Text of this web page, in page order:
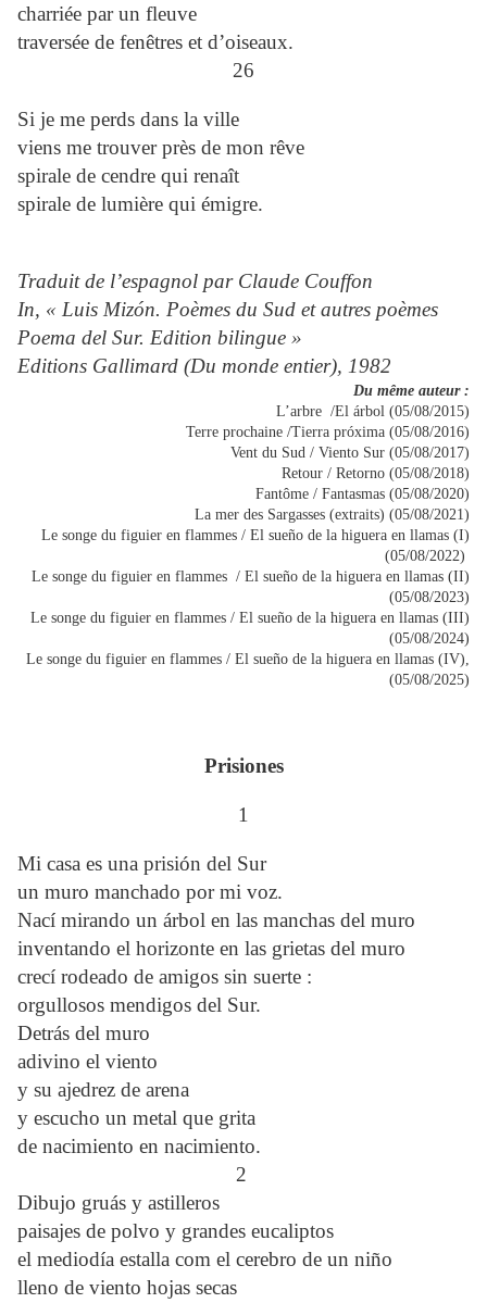
charriée par un fleuve
traversée de fenêtres et d’oiseaux.
26
Si je me perds dans la ville
viens me trouver près de mon rêve
spirale de cendre qui renaît
spirale de lumière qui émigre.
Traduit de l’espagnol par Claude Couffon
In, « Luis Mizón. Poèmes du Sud et autres poèmes
Poema del Sur. Edition bilingue »
Editions Gallimard (Du monde entier), 1982
Du même auteur :
L’arbre /El árbol (05/08/2015)
Terre prochaine /Tierra próxima (05/08/2016)
Vent du Sud / Viento Sur (05/08/2017)
Retour / Retorno (05/08/2018)
Fantôme / Fantasmas (05/08/2020)
La mer des Sargasses (extraits) (05/08/2021)
Le songe du figuier en flammes / El sueño de la higuera en llamas (I)
(05/08/2022)
Le songe du figuier en flammes / El sueño de la higuera en llamas (II)
(05/08/2023)
Le songe du figuier en flammes / El sueño de la higuera en llamas (III)
(05/08/2024)
Le songe du figuier en flammes / El sueño de la higuera en llamas (IV),
(05/08/2025)
Prisiones
1
Mi casa es una prisión del Sur
un muro manchado por mi voz.
Nací mirando un árbol en las manchas del muro
inventando el horizonte en las grietas del muro
crecí rodeado de amigos sin suerte :
orgullosos mendigos del Sur.
Detrás del muro
adivino el viento
y su ajedrez de arena
y escucho un metal que grita
de nacimiento en nacimiento.
2
Dibujo gruás y astilleros
paisajes de polvo y grandes eucaliptos
el mediodía estalla com el cerebro de un niño
lleno de viento hojas secas